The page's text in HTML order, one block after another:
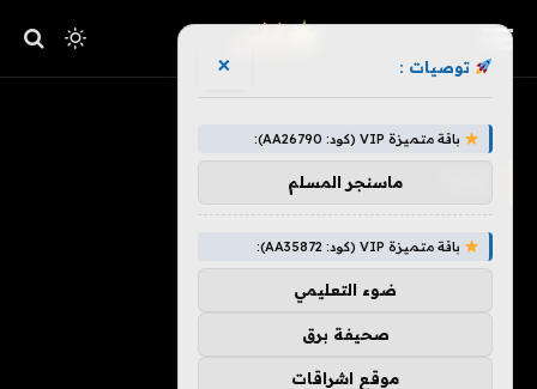
توصيات : ×
باقة متميزة VIP (كود: AA26790):
ماسنجر المسلم
باقة متميزة VIP (كود: AA35872):
ضوء التعليمي
صحيفة برق
موقع اشراقات